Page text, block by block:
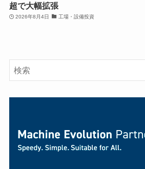
超で大幅拡張
2026年8月4日 工場・設備投資